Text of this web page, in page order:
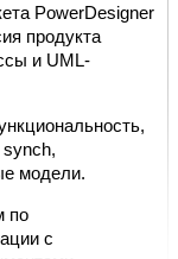
PowerDesigner
продукта
и UML-
synch,
модели.
по
с